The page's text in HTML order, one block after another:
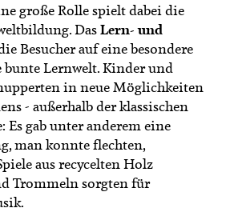
große Rolle spielt dabei die
DasLern- und
Besucher auf eine besondere
bunte Lernwelt. Kinder und
in neue Möglichkeiten
- außerhalb der klassischen
Es gab unter anderem eine
man konnte flechten,
aus recycelten Holz
Trommeln sorgten für